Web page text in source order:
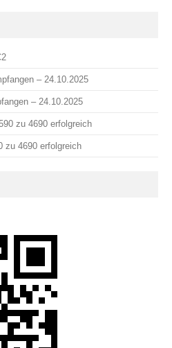
– 24.10.2025
– 24.10.2025
zu 4690 erfolgreich
zu 4690 erfolgreich